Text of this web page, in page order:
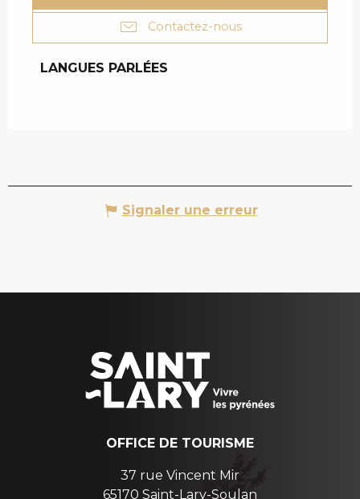
Contactez-nous
LANGUES PARLÉES
LANGUES PARLÉES
Signaler une erreur
OFFICE DE TOURISME
37 rue Vincent Mir
65170 Saint-Lary-Soulan